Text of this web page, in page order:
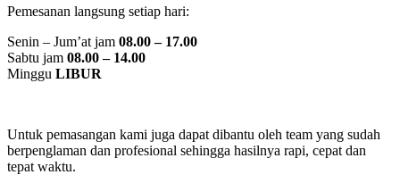
Pemesanan langsung setiap hari:
Senin – Jum’at jam 08.00 – 17.00
Sabtu jam 08.00 – 14.00
Minggu LIBUR
Untuk pemasangan kami juga dapat dibantu oleh team yang sudah
berpenglaman dan profesional sehingga hasilnya rapi, cepat dan
tepat waktu.